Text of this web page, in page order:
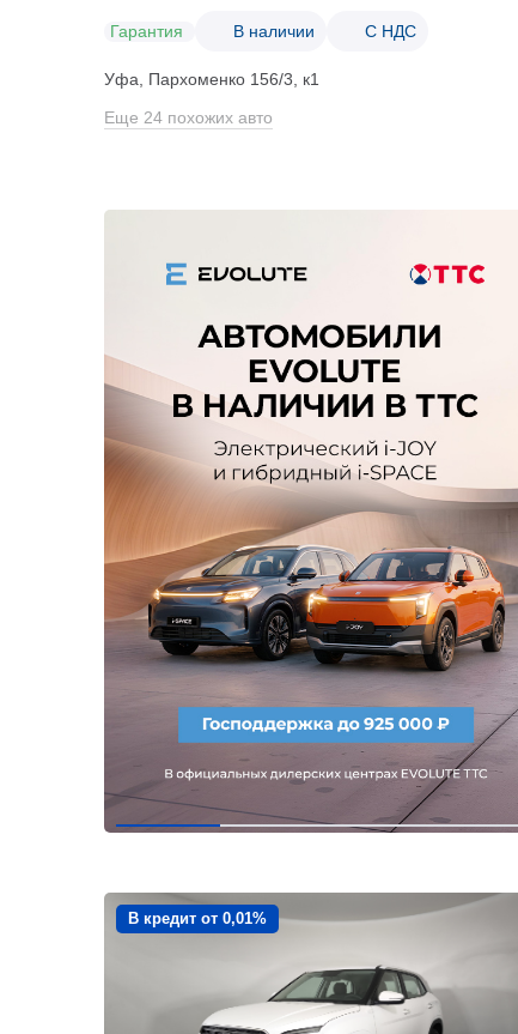
Гарантия В наличии С НДС
Уфа, Пархоменко 156/3, к1
Еще 24 похожих авто
В кредит от 0,01%